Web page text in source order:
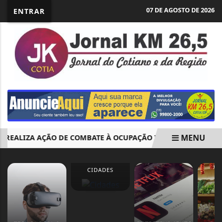
ENTRAR 07 DE AGOSTO DE 2026
AÇÃO DE COMBATE À OCUPAÇÃO IRREGULAR NO
MENU
CIDADES